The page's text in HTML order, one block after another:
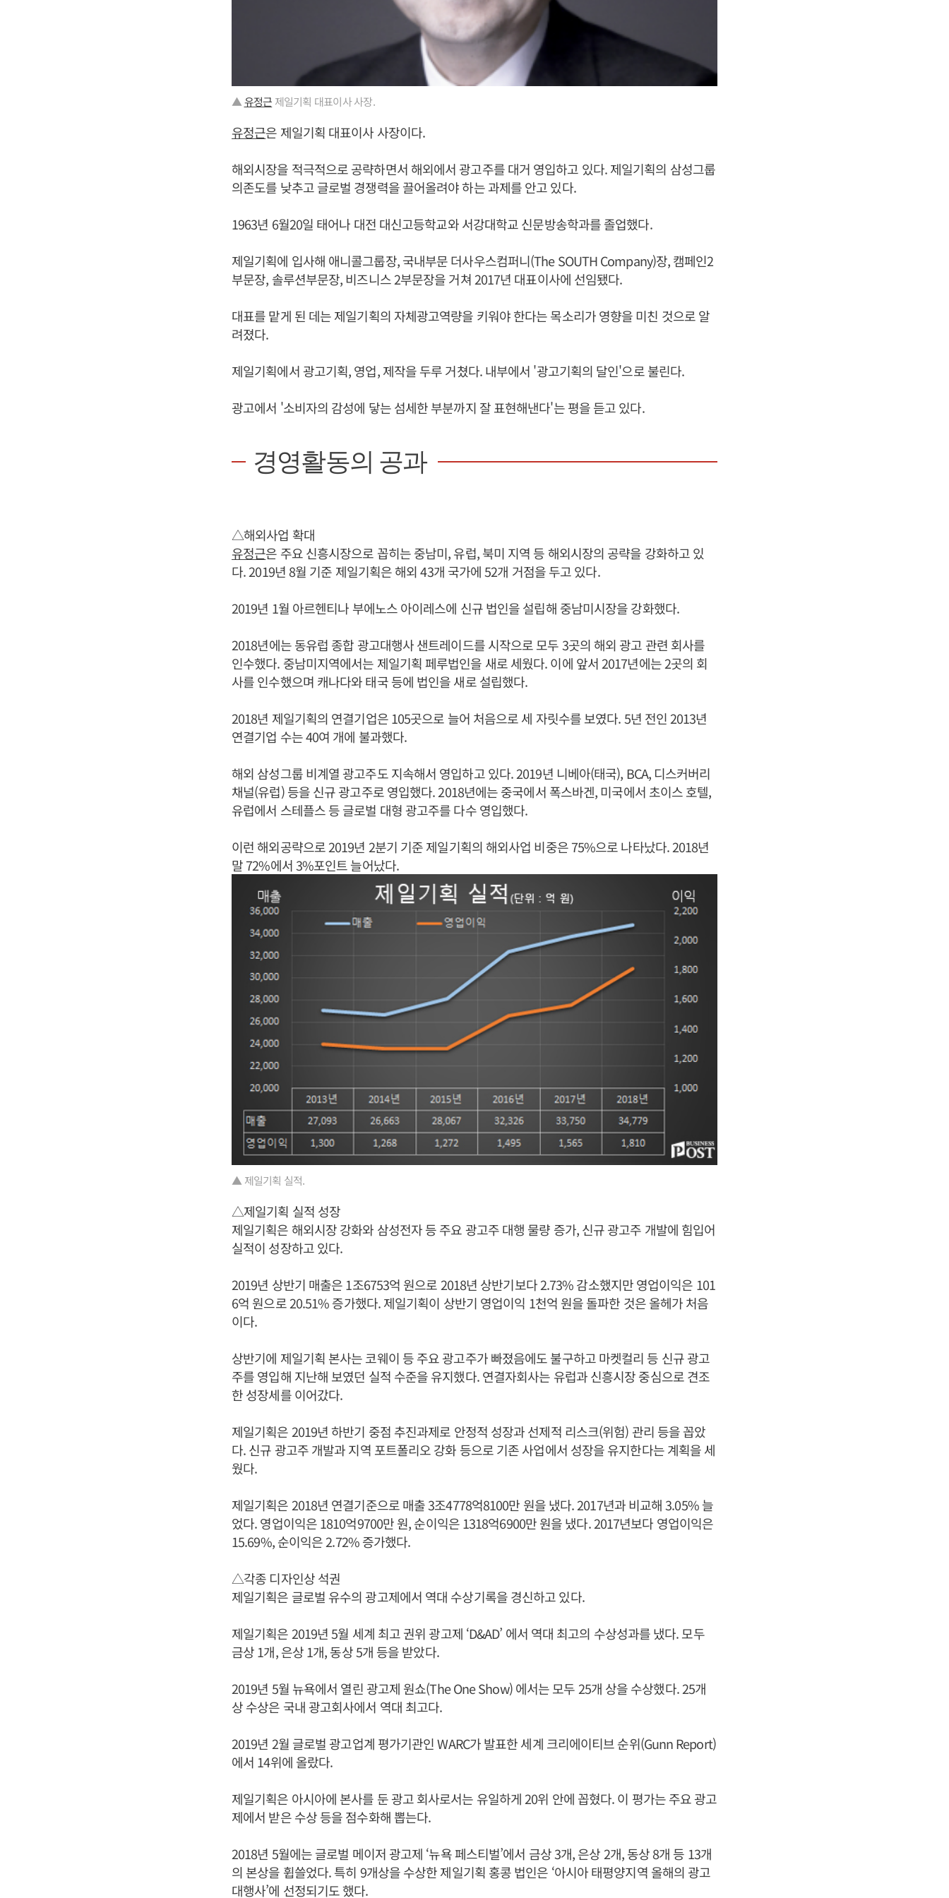
▲유정근 제일기획 대표이사 사장.
유정근은 제일기획 대표이사 사장이다.
해외시장을 적극적으로 공략하면서 해외에서 광고주를 대거 영입하고 있다. 제일기획의 삼성그룹
의존도를 낮추고 글로벌 경쟁력을 끌어올려야 하는 과제를 안고 있다.
1963년 6월20일 태어나 대전 대신고등학교와 서강대학교 신문방송학과를 졸업했다.
제일기획에 입사해 애니콜그룹장, 국내부문 더사우스컴퍼니(The SOUTH Company)장, 캠페인2
부문장, 솔루션부문장, 비즈니스 2부문장을 거쳐 2017년 대표이사에 선임됐다.
대표를 맡게 된 데는 제일기획의 자체광고역량을 키워야 한다는 목소리가 영향을 미친 것으로 알
려졌다.
제일기획에서 광고기획, 영업, 제작을 두루 거쳤다. 내부에서 '광고기획의 달인'으로 불린다.
광고에서 '소비자의 감성에 닿는 섬세한 부분까지 잘 표현해낸다'는 평을 듣고 있다.
경영활동의 공과
△해외사업 확대
유정근은 주요 신흥시장으로 꼽히는 중남미, 유럽, 북미 지역 등 해외시장의 공략을 강화하고 있
다. 2019년 8월 기준 제일기획은 해외 43개 국가에 52개 거점을 두고 있다.
2019년 1월 아르헨티나 부에노스 아이레스에 신규 법인을 설립해 중남미시장을 강화했다.
2018년에는 동유럽 종합 광고대행사 샌트레이드를 시작으로 모두 3곳의 해외 광고 관련 회사를
인수했다. 중남미지역에서는 제일기획 페루법인을 새로 세웠다. 이에 앞서 2017년에는 2곳의 회
사를 인수했으며 캐나다와 태국 등에 법인을 새로 설립했다.
2018년 제일기획의 연결기업은 105곳으로 늘어 처음으로 세 자릿수를 보였다. 5년 전인 2013년
연결기업 수는 40여 개에 불과했다.
해외 삼성그룹 비계열 광고주도 지속해서 영입하고 있다. 2019년 니베아(태국), BCA, 디스커버리
채널(유럽) 등을 신규 광고주로 영입했다. 2018년에는 중국에서 폭스바겐, 미국에서 초이스 호텔,
유럽에서 스테플스 등 글로벌 대형 광고주를 다수 영입했다.
이런 해외공략으로 2019년 2분기 기준 제일기획의 해외사업 비중은 75%으로 나타났다. 2018년
말 72%에서 3%포인트 늘어났다.
▲ 제일기획 실적.
△제일기획 실적 성장
제일기획은 해외시장 강화와 삼성전자 등 주요 광고주 대행 물량 증가, 신규 광고주 개발에 힘입어
실적이 성장하고 있다.
2019년 상반기 매출은 1조6753억 원으로 2018년 상반기보다 2.73% 감소했지만 영업이익은 101
6억 원으로 20.51% 증가했다. 제일기획이 상반기 영업이익 1천억 원을 돌파한 것은 올헤가 처음
이다.
상반기에 제일기획 본사는 코웨이 등 주요 광고주가 빠졌음에도 불구하고 마켓컬리 등 신규 광고
주를 영입해 지난해 보였던 실적 수준을 유지했다. 연결자회사는 유럽과 신흥시장 중심으로 견조
한 성장세를 이어갔다.
제일기획은 2019년 하반기 중점 추진과제로 안정적 성장과 선제적 리스크(위험) 관리 등을 꼽았
다. 신규 광고주 개발과 지역 포트폴리오 강화 등으로 기존 사업에서 성장을 유지한다는 계획을 세
웠다.
제일기획은 2018년 연결기준으로 매출 3조4778억8100만 원을 냈다. 2017년과 비교해 3.05% 늘
었다. 영업이익은 1810억9700만 원, 순이익은 1318억6900만 원을 냈다. 2017년보다 영업이익은
15.69%, 순이익은 2.72% 증가했다.
△각종 디자인상 석권
제일기획은 글로벌 유수의 광고제에서 역대 수상기록을 경신하고 있다.
제일기획은 2019년 5월 세계 최고 권위 광고제 ‘D&AD’ 에서 역대 최고의 수상성과를 냈다. 모두
금상 1개, 은상 1개, 동상 5개 등을 받았다.
2019년 5월 뉴욕에서 열린 광고제 원쇼(The One Show) 에서는 모두 25개 상을 수상했다. 25개
상 수상은 국내 광고회사에서 역대 최고다.
2019년 2월 글로벌 광고업계 평가기관인 WARC가 발표한 세계 크리에이티브 순위(Gunn Report)
에서 14위에 올랐다.
제일기획은 아시아에 본사를 둔 광고 회사로서는 유일하게 20위 안에 꼽혔다. 이 평가는 주요 광고
제에서 받은 수상 등을 점수화해 뽑는다.
2018년 5월에는 글로벌 메이저 광고제 ‘뉴욕 페스티벌’에서 금상 3개, 은상 2개, 동상 8개 등 13개
의 본상을 휩쓸었다. 특히 9개상을 수상한 제일기획 홍콩 법인은 ‘아시아 태평양지역 올해의 광고
대행사’에 선정되기도 했다.